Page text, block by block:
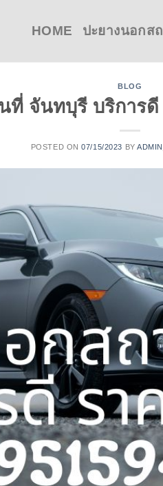
HOME ปะยางนอกส
BLOG
ที่ จันทบุรี บริการดี
POSTED ON07/15/2023 BY